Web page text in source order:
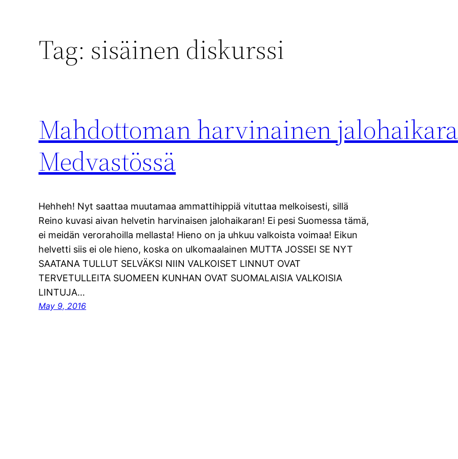
Tag: sisäinen diskurssi
Mahdottoman harvinainen jalohaikara
Medvastössä
Hehheh! Nyt saattaa muutamaa ammattihippiä vituttaa melkoisesti, sillä
Reino kuvasi aivan helvetin harvinaisen jalohaikaran! Ei pesi Suomessa tämä,
ei meidän verorahoilla mellasta! Hieno on ja uhkuu valkoista voimaa! Eikun
helvetti siis ei ole hieno, koska on ulkomaalainen MUTTA JOSSEI SE NYT
SAATANA TULLUT SELVÄKSI NIIN VALKOISET LINNUT OVAT
TERVETULLEITA SUOMEEN KUNHAN OVAT SUOMALAISIA VALKOISIA
LINTUJA…
May 9, 2016